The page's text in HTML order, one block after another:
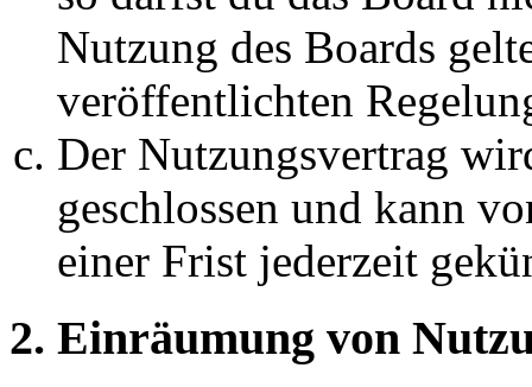
Nutzung des Boards
veröffentlichten
Der Nutzungsvertrag
geschlossen und kann
einer Frist jederzeit
2. Einräumung von